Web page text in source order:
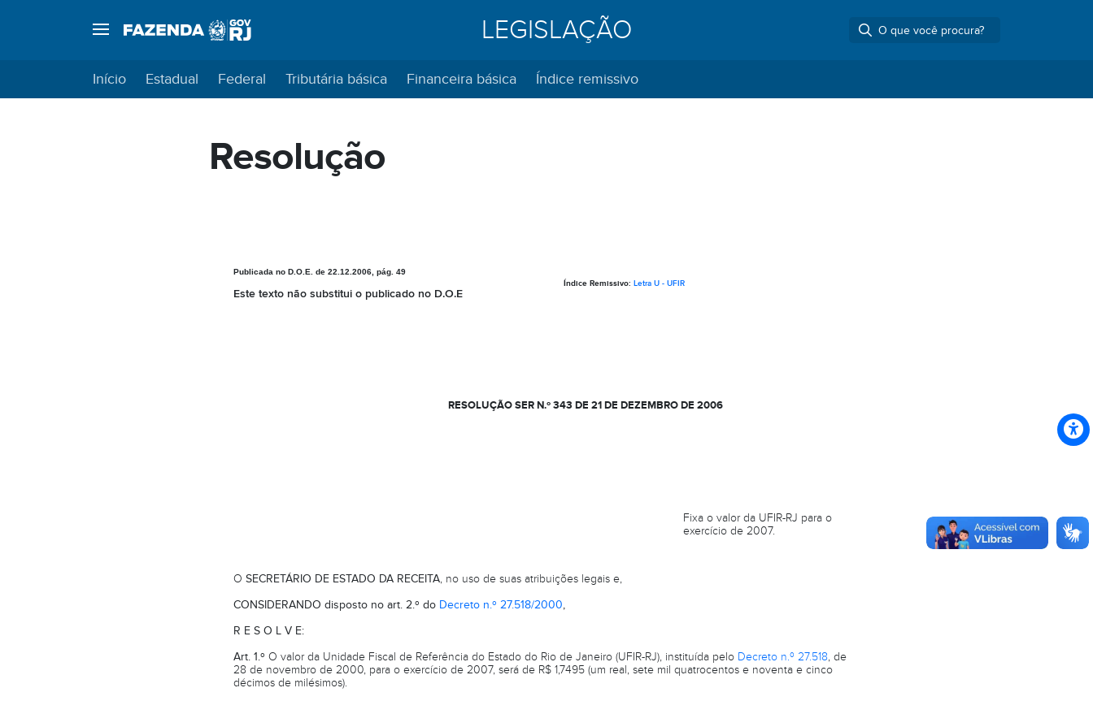
LEGISLAÇÃO
Início Estadual Federal Tributária básica Financeira básica Índice remissivo
Resolução
Publicada no D.O.E. de 22.12.2006, pág. 49
Este texto não substitui o publicado no D.O.E
Índice Remissivo: Letra U - UFIR
RESOLUÇÃO SER N.º 343 DE 21 DE DEZEMBRO DE 2006
Fixa o valor da UFIR-RJ para o
exercício de 2007.
O SECRETÁRIO DE ESTADO DA RECEITA, no uso de suas atribuições legais e,
CONSIDERANDO disposto no art. 2.º do Decreto n.º 27.518/2000,
R E S O L V E:
Art. 1.º O valor da Unidade Fiscal de Referência do Estado do Rio de Janeiro (UFIR-RJ), instituída pelo Decreto n.º 27.518, de
28 de novembro de 2000, para o exercício de 2007, será de R$ 1,7495 (um real, sete mil quatrocentos e noventa e cinco
décimos de milésimos).